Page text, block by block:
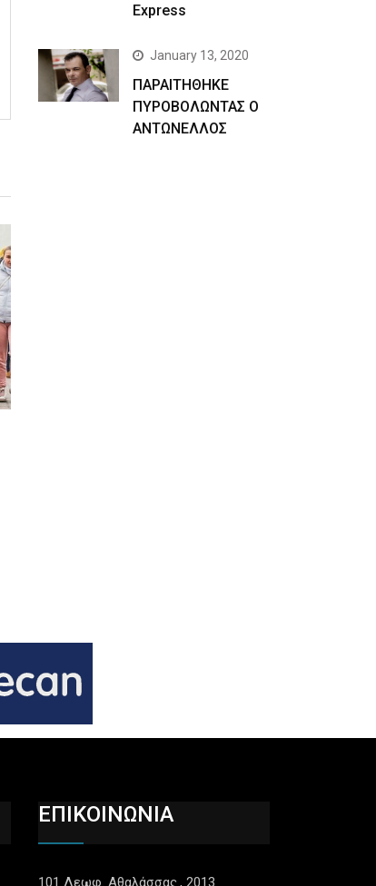
Express
January 13, 2020
ΠΑΡΑΙΤΗΘΗΚΕ
ΠΥΡΟΒΟΛΩΝΤΑΣ Ο
ΑΝΤΩΝΕΛΛΟΣ
ΕΠΙΚΟΙΝΩΝΙΑ
101 Λεωφ. Αθαλάσσας., 2013